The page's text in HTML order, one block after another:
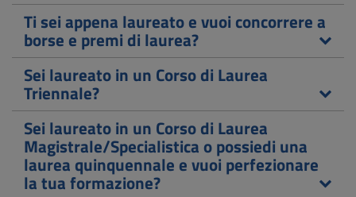
Ti sei appena laureato e vuoi concorrere a
borse e premi di laurea?
Sei laureato in un Corso di Laurea
Triennale?
Sei laureato in un Corso di Laurea
Magistrale/Specialistica o possiedi una
laurea quinquennale e vuoi perfezionare
la tua formazione?